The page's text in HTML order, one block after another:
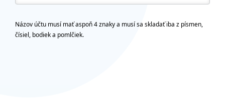
Názov účtu musí mať aspoň 4 znaky a musí sa skladať iba z písmen,
čísiel, bodiek a pomlčiek.